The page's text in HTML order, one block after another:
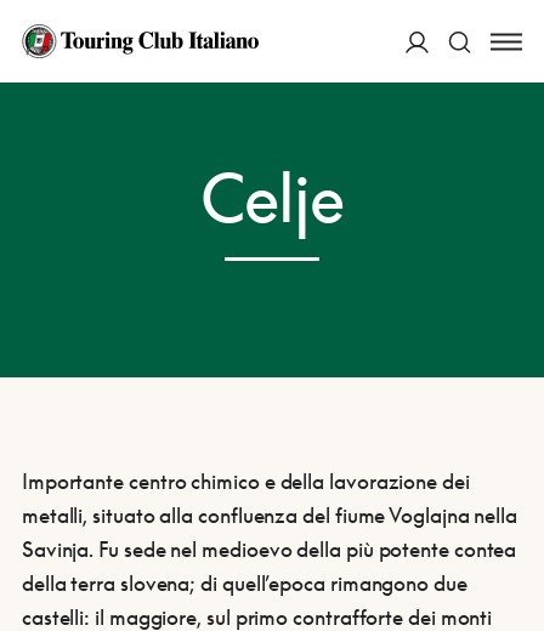
HOME
Celje
Importante centro chimico e della lavorazione dei
metalli, situato alla confluenza del fiume Voglajna nella
Savinja. Fu sede nel medioevo della più potente contea
della terra slovena; di quell’epoca rimangono due
castelli: il maggiore, sul primo contrafforte dei monti